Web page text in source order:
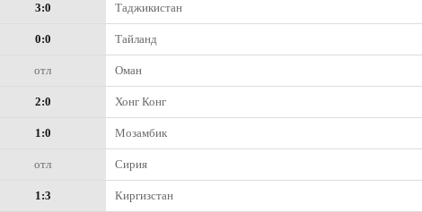
3:0 Таджикистан
0:0 Тайланд
отл Оман
2:0 Хонг Конг
1:0 Мозамбик
отл Сирия
1:3 Киргизстан